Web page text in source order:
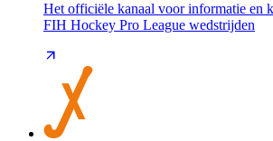
Het officiële kanaal voor informatie en
FIH Hockey Pro League wedstrijden